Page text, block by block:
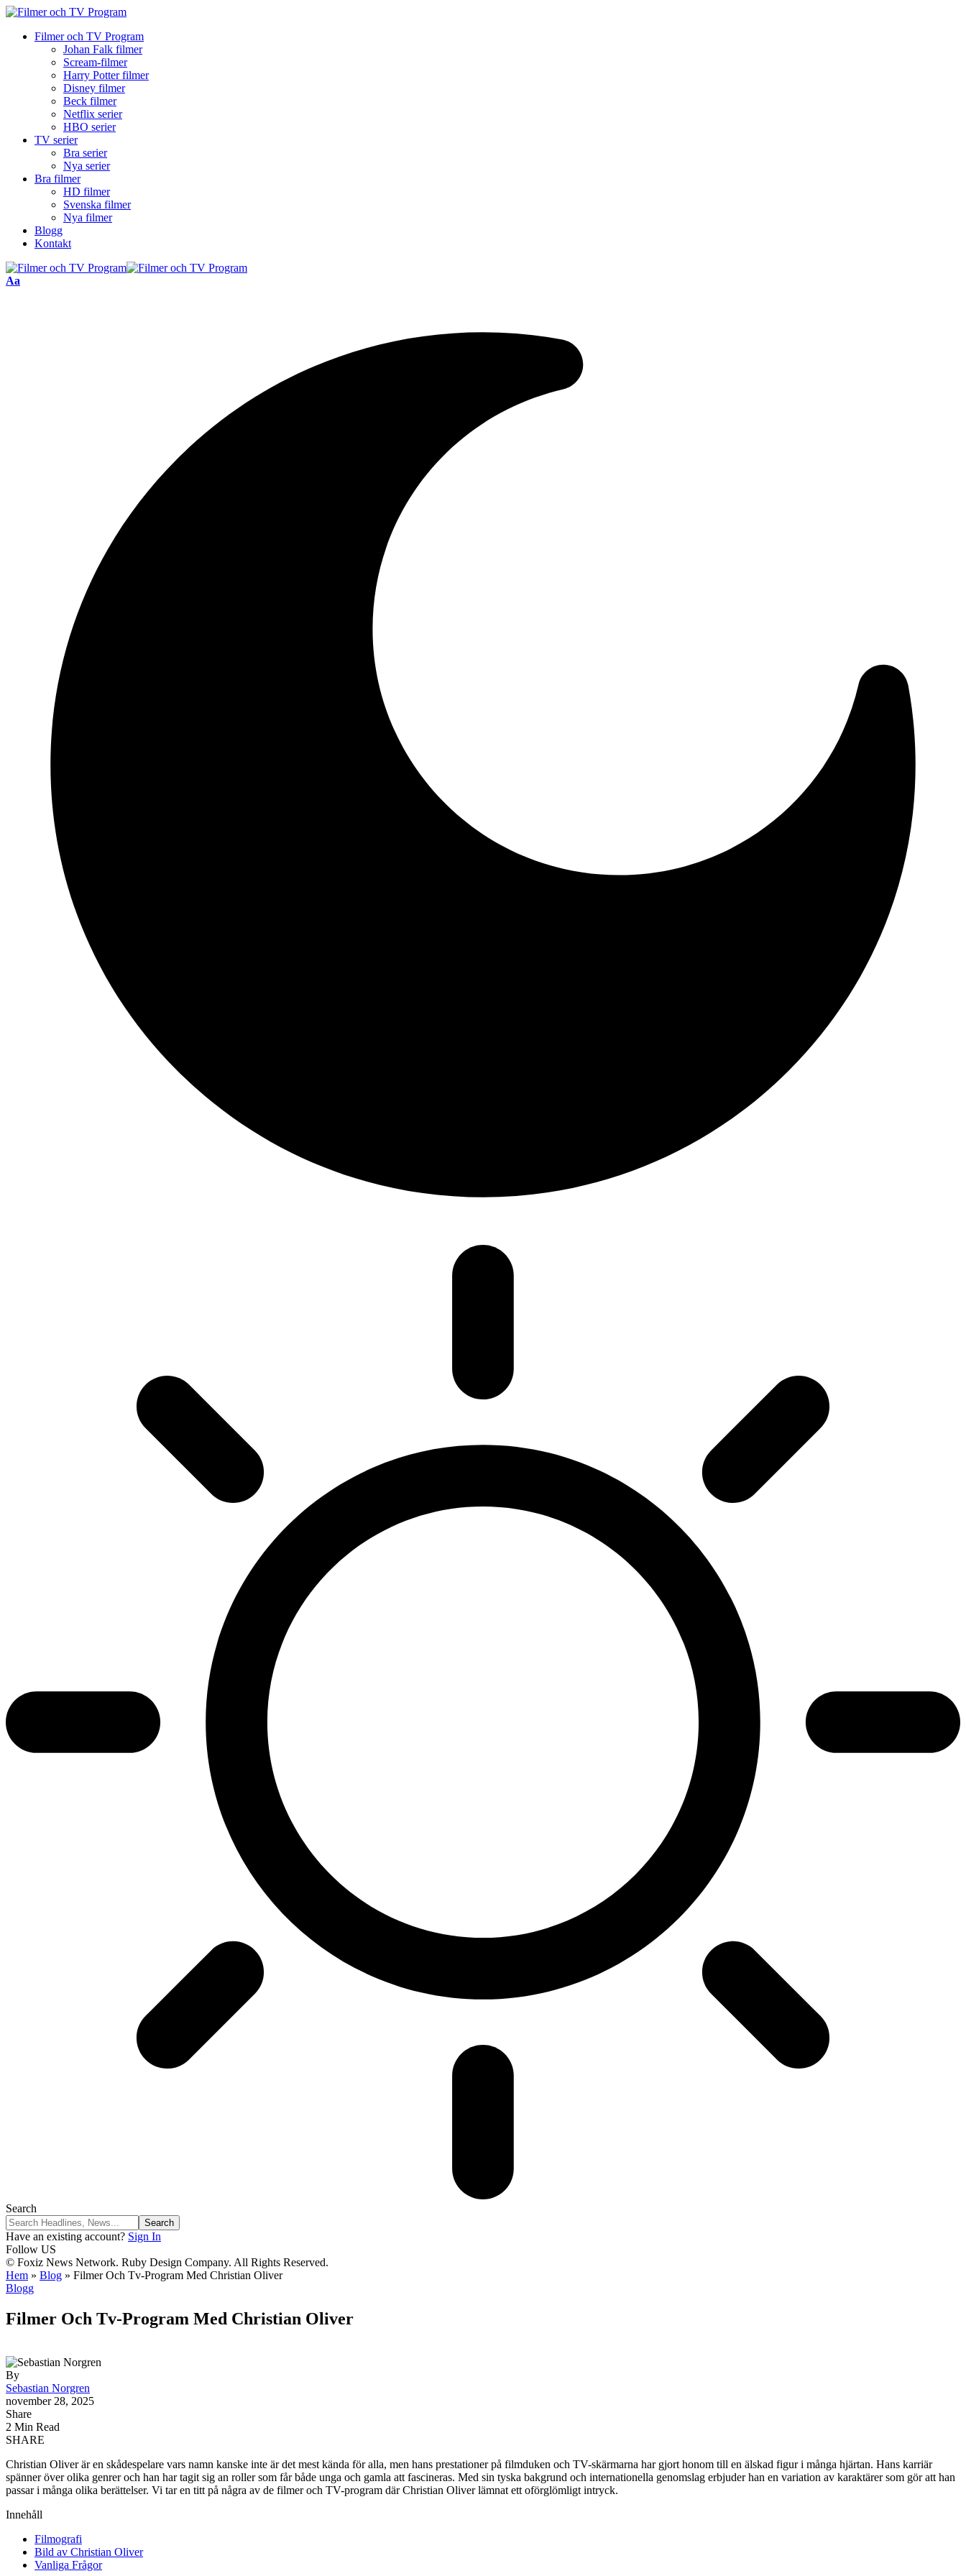
Filmer och TV Program
Johan Falk filmer
Scream-filmer
Harry Potter filmer
Disney filmer
Beck filmer
Netflix serier
HBO serier
TV serier
Bra serier
Nya serier
Bra filmer
HD filmer
Svenska filmer
Nya filmer
Blogg
Kontakt
Font
Aa
Search
Have an existing account? Sign In
Follow US
© Foxiz News Network. Ruby Design Company. All Rights Reserved.
Hem » Blog » Filmer Och Tv-Program Med Christian Oliver
Blogg
Filmer Och Tv-Program Med Christian Oliver
By
Sebastian Norgren
november 28, 2025
Share
2 Min Read
SHARE
Christian Oliver är en skådespelare vars namn kanske inte är det mest kända för alla, men hans prestationer på filmduken och TV-skärmarna har gjort honom till en älskad figur i många hjärtan. Hans karriär
spänner över olika genrer och han har tagit sig an roller som får både unga och gamla att fascineras. Med sin tyska bakgrund och internationella genomslag erbjuder han en variation av karaktärer som gör att han
passar i många olika berättelser. Vi tar en titt på några av de filmer och TV-program där Christian Oliver lämnat ett oförglömligt intryck.
Innehåll
Filmografi
Bild av Christian Oliver
Vanliga Frågor